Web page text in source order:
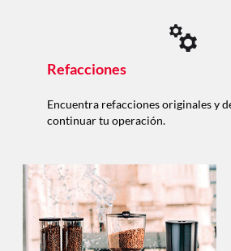
Refacciones
Encuentra refacciones originales y
continuar tu operación.